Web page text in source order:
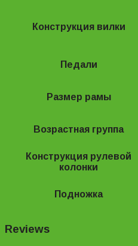
Конструкция вилки
Педали
Размер рамы
Возрастная группа
Конструкция рулевой
колонки
Подножка
Reviews